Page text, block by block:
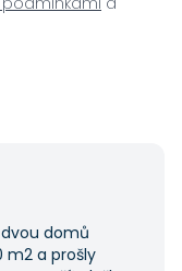
domů
m2 a prošly